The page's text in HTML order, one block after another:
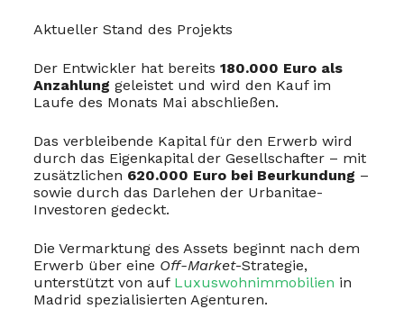
Aktueller Stand des Projekts
Der Entwickler hat bereits 180.000 Euro als
Anzahlung geleistet und wird den Kauf im
Laufe des Monats Mai abschließen.
Das verbleibende Kapital für den Erwerb wird
durch das Eigenkapital der Gesellschafter – mit
zusätzlichen 620.000 Euro bei Beurkundung –
sowie durch das Darlehen der Urbanitae-
Investoren gedeckt.
Die Vermarktung des Assets beginnt nach dem
Erwerb über eine Off-Market-Strategie,
unterstützt von auf Luxuswohnimmobilien in
Madrid spezialisierten Agenturen.